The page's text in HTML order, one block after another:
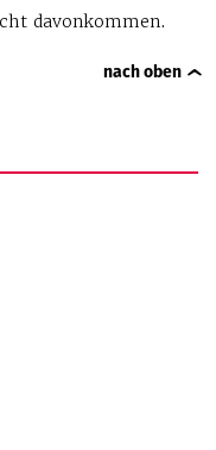
davonkommen.
nach oben